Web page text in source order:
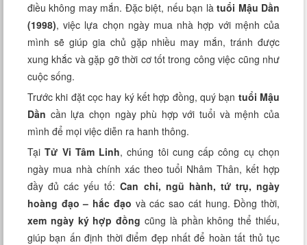
điều không may mắn. Đặc biệt, nếu bạn làtuổi Mậu Dần
(1998), việc lựa chọn ngày mua nhà hợp với mệnh của
mình sẽ giúp gia chủ gặp nhiều may mắn, tránh được
xung khắc và gặp gỡ thời cơ tốt trong công việc cũng như
cuộc sống.
Trước khi đặt cọc hay ký kết hợp đồng, quý bạn tuổi Mậu
Dần cần lựa chọn ngày phù hợp với tuổi và mệnh của
mình để mọi việc diễn ra hanh thông.
TạiTử Vi Tâm Linh, chúng tôi cung cấp công cụ chọn
ngày mua nhà chính xác theo tuổi Nhâm Thân, kết hợp
đầy đủ các yếu tố:Can chi, ngũ hành, tứ trụ, ngày
hoàng đạo – hắc đạo và các sao cát hung. Đồng thời,
xem ngày ký hợp đồng cũng là phần không thể thiếu,
giúp bạn ấn định thời điểm đẹp nhất để hoàn tất thủ tục